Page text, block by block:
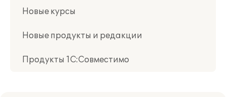
Новые курсы
Новые продукты и редакции
Продукты 1С:Совместимо